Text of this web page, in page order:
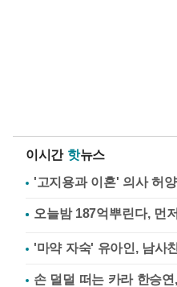
이시간 핫뉴스
'고지용과 이혼' 의사 허
'마약 자숙' 유아인, 남사
손 덜덜 떠는 카라 한승